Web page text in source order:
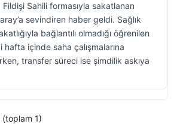
Fildişi Sahili formasıyla sakatlanan
sevindiren haber geldi. Sağlık
bağlantılı olmadığı öğrenilen
hafta içinde saha çalışmalarına
transfer süreci ise şimdilik askıya
(toplam 1)